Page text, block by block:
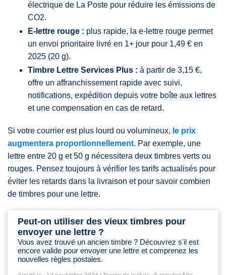
électrique de La Poste pour réduire les émissions de
CO2.
E-lettre rouge : plus rapide, la e-lettre rouge permet
un envoi prioritaire livré en 1+ jour pour 1,49 € en
2025 (20 g).
Timbre Lettre Services Plus : à partir de 3,15 €,
offre un affranchissement rapide avec suivi,
notifications, expédition depuis votre boîte aux lettres
et une compensation en cas de retard.
Si votre courrier est plus lourd ou volumineux, le prix
augmentera proportionnellement. Par exemple, une
lettre entre 20 g et 50 g nécessitera deux timbres verts ou
rouges. Pensez toujours à vérifier les tarifs actualisés pour
éviter les retards dans la livraison et pour savoir combien
de timbres pour une lettre.
Peut-on utiliser des vieux timbres pour
envoyer une lettre ?
Vous avez trouvé un ancien timbre ? Découvrez s'il est
encore valide pour envoyer une lettre et comprenez les
nouvelles règles postales.